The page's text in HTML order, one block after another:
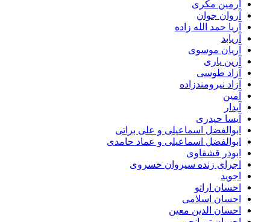
آرمین مکری
آروان جوان
آریا حمد الله زاده
آریابد
آریان موسوی
آرین یاری
آزاد طوسی
آزاد نیرومندزاده
آمین
آیدار
آیسا حیدری
ابوالفضل اسماعیلی و علی براتی
ابوالفضل اسماعیلی و عماد حامدی
ابوذر قشقاوی
اجرای زنده سیروان خسروی
اجوید
احسان اراتو
احسان اسلامی
احسان الدین معین